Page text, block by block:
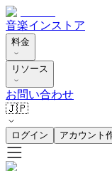
音楽インストア
料金
リソース
お問い合わせ
🇯🇵
ログイン アカウント